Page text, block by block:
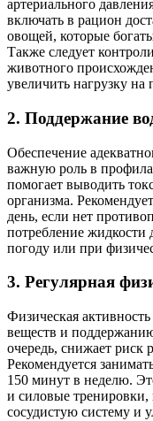
артериального
включать в рацион
овощей, которые
Также следует
животного
увеличить нагрузку на
2. Поддержание
Обеспечение
важную роль в
помогает выводить
организма.
день, если нет
потребление
погоду или при
3. Регулярная
Физическая
веществ и
очередь, снижает риск
Рекомендуется
150 минут в неделю.
и силовые тренировки,
сосудистую систему и